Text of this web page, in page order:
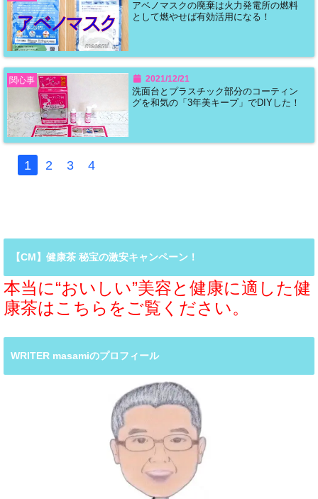
アベノマスクの廃棄は火力発電所の燃料
として燃やせば有効活用になる！
関心事
2021/12/21
洗面台とプラスチック部分のコーティン
グを和気の「3年美キープ」でDIYした！
1 2 3 4
【CM】健康茶 秘宝の激安キャンペーン！
本当に“おいしい”美容と健康に適した健
康茶はこちらをご覧ください。
WRITER masamiのプロフィール